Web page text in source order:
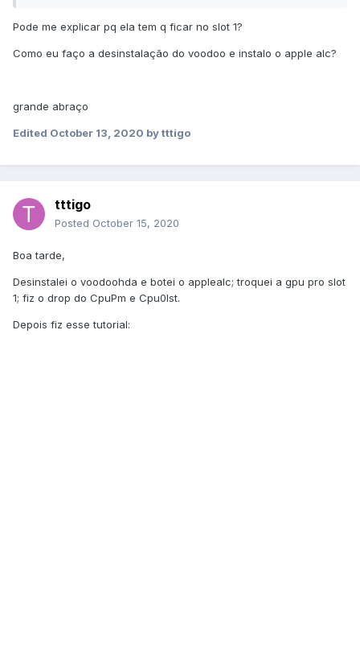
Pode me explicar pq ela tem q ficar no slot 1?
Como eu faço a desinstalação do voodoo e instalo o apple alc?
grande abraço
Edited October 13, 2020 by tttigo
tttigo
Posted October 15, 2020
Boa tarde,
Desinstalei o voodoohda e botei o applealc; troquei a gpu pro slot
1; fiz o drop do CpuPm e Cpu0Ist.
Depois fiz esse tutorial: